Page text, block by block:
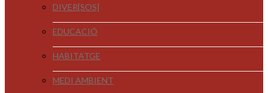
DIVER[SOS]
EDUCACIÓ
HABITATGE
MEDI AMBIENT